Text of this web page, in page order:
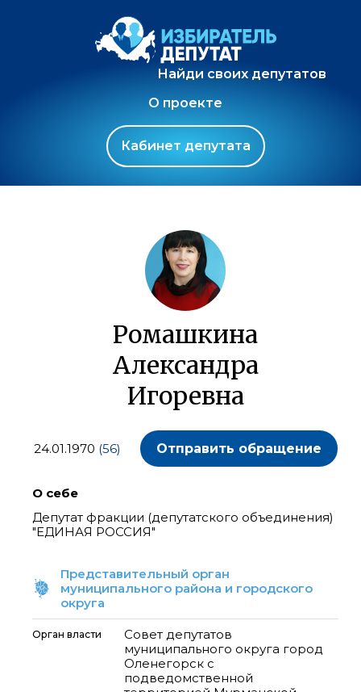
Найди своих депутатов
О проекте
Кабинет депутата
Ромашкина
Александра
Игоревна
24.01.1970 (56) Отправить обращение
О себе
Депутат фракции (депутатского объединения)
"ЕДИНАЯ РОССИЯ"
Представительный орган
муниципального района и городского
округа
Орган власти
Совет депутатов
муниципального округа город
Оленегорск с
подведомственной